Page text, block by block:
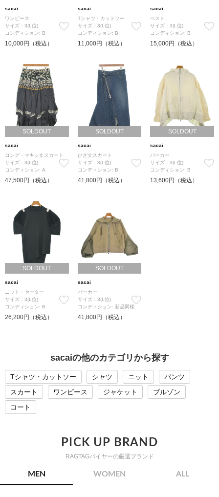
sacai
ワンピース
サイズ：3(L位)
コンディション: B
10,000円（税込）
sacai
Tシャツ・カットソー
サイズ：3(L位)
コンディション: B
11,000円（税込）
sacai
ベスト
サイズ：3(L位)
コンディション: B
15,000円（税込）
SOLDOUT
sacai
ロング・マキシ丈スカート
サイズ：3(L位)
コンディション: A
47,500円（税込）
SOLDOUT
sacai
ひざ丈スカート
サイズ：3(L位)
コンディション: B
41,800円（税込）
SOLDOUT
sacai
パーカー
サイズ：3(L位)
コンディション: B
13,600円（税込）
SOLDOUT
sacai
ニット・セーター
サイズ：3(L位)
コンディション: B
26,200円（税込）
SOLDOUT
sacai
パーカー
サイズ：3(L位)
コンディション: 新品同様
41,800円（税込）
sacaiの他のカテゴリから探す
Tシャツ・カットソー シャツ ニット
パンツ
スカート
ワンピース ジャケット
ブルゾン
コート
PICK UP BRAND
RAGTAGバイヤーの厳選ブランド
MEN WOMEN ALL